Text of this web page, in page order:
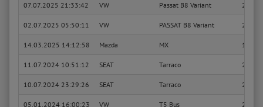
07.07.2025 21:33:42 VW Passat B8 Variant 2.0
02.07.2025 05:50:11 VW PASSAT B8 Variant 2.0
14.03.2025 14:12:58 Mazda MX 1.6
11.07.2024 10:51:12 SEAT Tarraco 2.0
10.07.2024 23:29:26 SEAT Tarraco 2.0
05.01.2024 16:00:23 VW T5 Bus 2.0